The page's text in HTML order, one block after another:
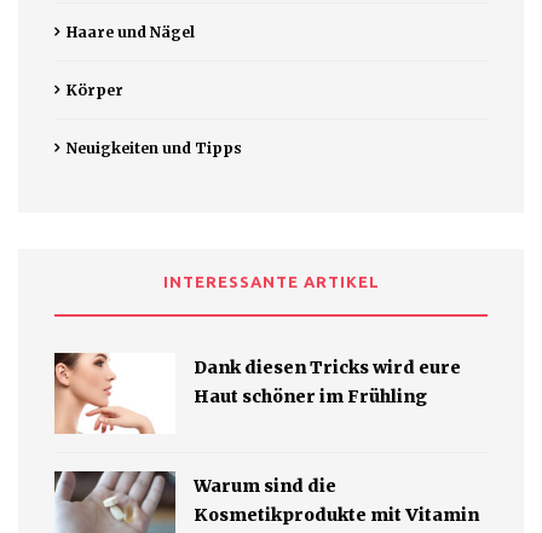
Haare und Nägel
Körper
Neuigkeiten und Tipps
INTERESSANTE ARTIKEL
Dank diesen Tricks wird eure
Haut schöner im Frühling
Warum sind die
Kosmetikprodukte mit Vitamin